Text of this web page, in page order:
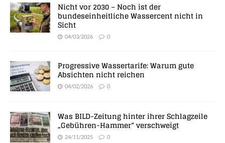
Nicht vor 2030 – Noch ist der
bundeseinheitliche Wassercent nicht in
Sicht
04/03/2026 0
Progressive Wassertarife: Warum gute
Absichten nicht reichen
04/02/2026 0
Was BILD-Zeitung hinter ihrer Schlagzeile
„Gebühren-Hammer“ verschweigt
24/11/2025 0